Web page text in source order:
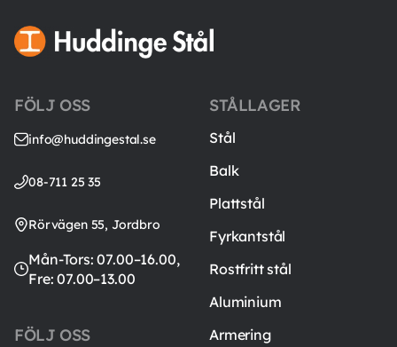
FÖLJ OSS
info@huddingestal.se
08-711 25 35
Rörvägen 55, Jordbro
Mån-Tors: 07.00–16.00,
Fre: 07.00–13.00
FÖLJ OSS
STÅLLAGER
Stål
Balk
Plattstål
Fyrkantstål
Rostfritt stål
Aluminium
Armering